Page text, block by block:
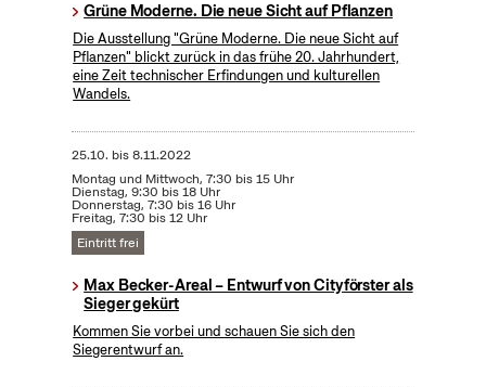
Grüne Moderne. Die neue Sicht auf Pflanzen
Die Ausstellung "Grüne Moderne. Die neue Sicht auf
Pflanzen" blickt zurück in das frühe 20. Jahrhundert,
eine Zeit technischer Erfindungen und kulturellen
Wandels.
25.10. bis8.11.2022
Montag und Mittwoch, 7:30 bis 15 Uhr
Dienstag, 9:30 bis 18 Uhr
Donnerstag, 7:30 bis 16 Uhr
Freitag, 7:30 bis 12 Uhr
Eintritt frei
Max Becker-Areal – Entwurf von Cityförster als
Sieger gekürt
Kommen Sie vorbei und schauen Sie sich den
Siegerentwurf an.